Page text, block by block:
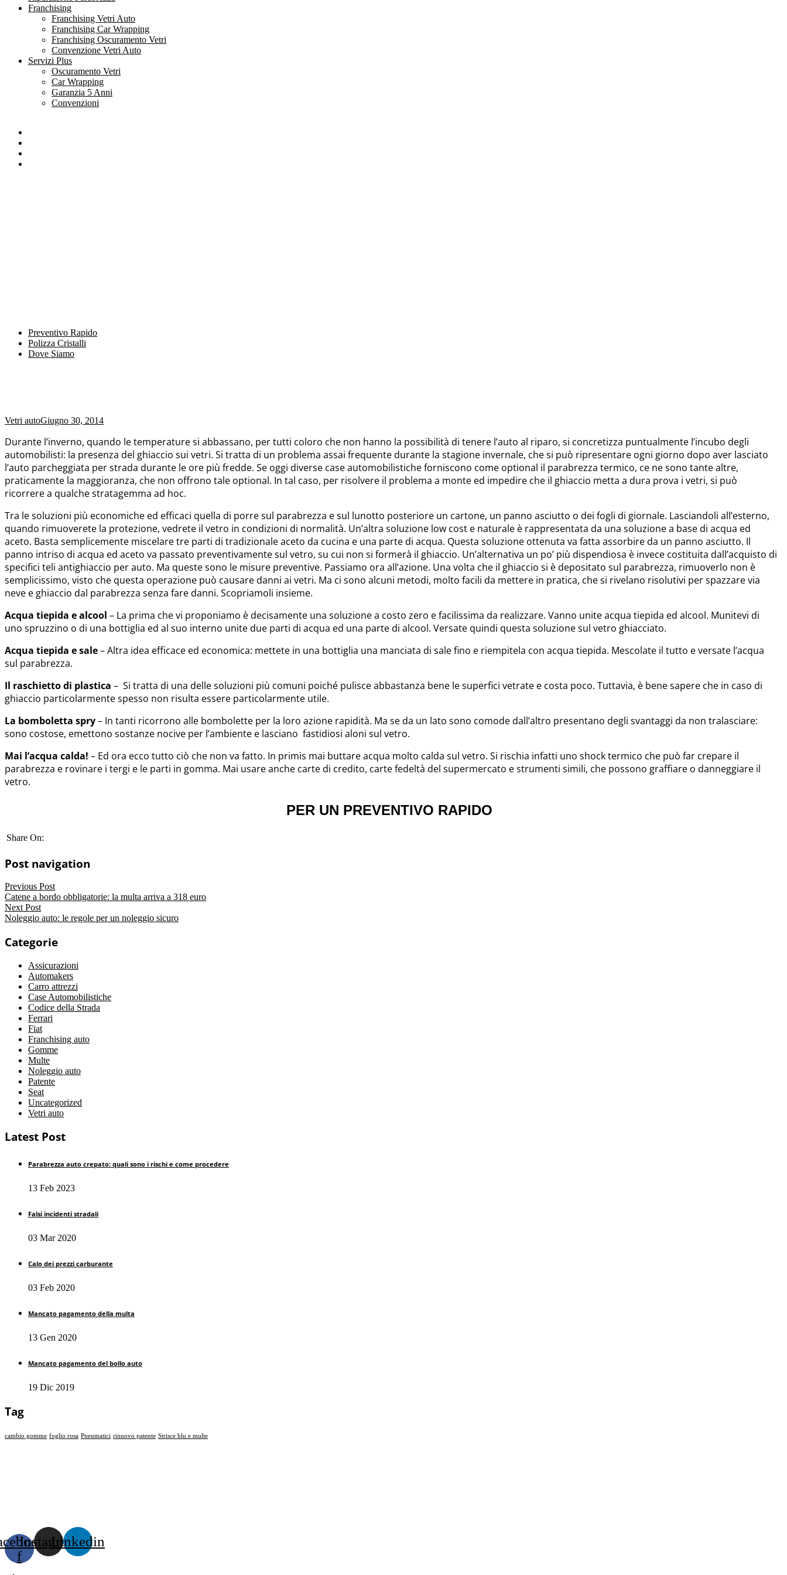
Franchising
Franchising Vetri Auto
Franchising Car Wrapping
Franchising Oscuramento Vetri
Convenzione Vetri Auto
Servizi Plus
Oscuramento Vetri
Car Wrapping
Garanzia 5 Anni
Convenzioni
Preventivo Rapido
Polizza Cristalli
Dove Siamo
Vetri autoGiugno 30, 2014
Durante l’inverno, quando le temperature si abbassano, per tutti coloro che non hanno la possibilità di tenere l’auto al riparo, si concretizza puntualmente l’incubo degli
automobilisti: la presenza del ghiaccio sui vetri. Si tratta di un problema assai frequente durante la stagione invernale, che si può ripresentare ogni giorno dopo aver lasciato
l’auto parcheggiata per strada durante le ore più fredde. Se oggi diverse case automobilistiche forniscono come optional il parabrezza termico, ce ne sono tante altre,
praticamente la maggioranza, che non offrono tale optional. In tal caso, per risolvere il problema a monte ed impedire che il ghiaccio metta a dura prova i vetri, si può
ricorrere a qualche stratagemma ad hoc.
Tra le soluzioni più economiche ed efficaci quella di porre sul parabrezza e sul lunotto posteriore un cartone, un panno asciutto o dei fogli di giornale. Lasciandoli all’esterno,
quando rimuoverete la protezione, vedrete il vetro in condizioni di normalità. Un’altra soluzione low cost e naturale è rappresentata da una soluzione a base di acqua ed
aceto. Basta semplicemente miscelare tre parti di tradizionale aceto da cucina e una parte di acqua. Questa soluzione ottenuta va fatta assorbire da un panno asciutto. Il
panno intriso di acqua ed aceto va passato preventivamente sul vetro, su cui non si formerà il ghiaccio. Un’alternativa un po’ più dispendiosa è invece costituita dall’acquisto di
specifici teli antighiaccio per auto. Ma queste sono le misure preventive. Passiamo ora all’azione. Una volta che il ghiaccio si è depositato sul parabrezza, rimuoverlo non è
semplicissimo, visto che questa operazione può causare danni ai vetri. Ma ci sono alcuni metodi, molto facili da mettere in pratica, che si rivelano risolutivi per spazzare via
neve e ghiaccio dal parabrezza senza fare danni. Scopriamoli insieme.
Acqua tiepida e alcool – La prima che vi proponiamo è decisamente una soluzione a costo zero e facilissima da realizzare. Vanno unite acqua tiepida ed alcool. Munitevi di
uno spruzzino o di una bottiglia ed al suo interno unite due parti di acqua ed una parte di alcool. Versate quindi questa soluzione sul vetro ghiacciato.
Acqua tiepida e sale– Altra idea efficace ed economica: mettete in una bottiglia una manciata di sale fino e riempitela con acqua tiepida. Mescolate il tutto e versate l’acqua
sul parabrezza.
Il raschietto di plastica – Si tratta di una delle soluzioni più comuni poiché pulisce abbastanza bene le superfici vetrate e costa poco. Tuttavia, è bene sapere che in caso di
ghiaccio particolarmente spesso non risulta essere particolarmente utile.
La bomboletta spry– In tanti ricorrono alle bombolette per la loro azione rapidità. Ma se da un lato sono comode dall’altro presentano degli svantaggi da non tralasciare:
sono costose, emettono sostanze nocive per l’ambiente e lasciano fastidiosi aloni sul vetro.
Mai l’acqua calda! – Ed ora ecco tutto ciò che non va fatto. In primis mai buttare acqua molto calda sul vetro. Si rischia infatti uno shock termico che può far crepare il
parabrezza e rovinare i tergi e le parti in gomma. Mai usare anche carte di credito, carte fedeltà del supermercato e strumenti simili, che possono graffiare o danneggiare il
vetro.
PER UN PREVENTIVO RAPIDO
Share On:
Post navigation
Previous Post
Catene a bordo obbligatorie: la multa arriva a 318 euro
Next Post
Noleggio auto: le regole per un noleggio sicuro
Categorie
Assicurazioni
Automakers
Carro attrezzi
Case Automobilistiche
Codice della Strada
Ferrari
Fiat
Franchising auto
Gomme
Multe
Noleggio auto
Patente
Seat
Uncategorized
Vetri auto
Latest Post
Parabrezza auto crepato: quali sono i rischi e come procedere
13 Feb 2023
Falsi incidenti stradali
03 Mar 2020
Calo dei prezzi carburante
03 Feb 2020
Mancato pagamento della multa
13 Gen 2020
Mancato pagamento del bollo auto
19 Dic 2019
Tag
cambio gomme foglio rosa Pneumatici rinnovo patente Strisce blu e multe
f
InstagramLinkedin